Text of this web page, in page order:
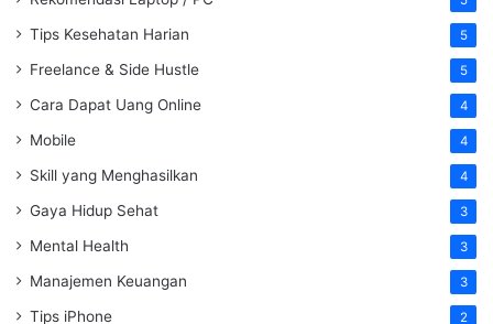
Tips Kesehatan Harian 5
Freelance & Side Hustle 5
Cara Dapat Uang Online 4
Mobile 4
Skill yang Menghasilkan 4
Gaya Hidup Sehat 3
Mental Health 3
Manajemen Keuangan 3
Tips iPhone 2